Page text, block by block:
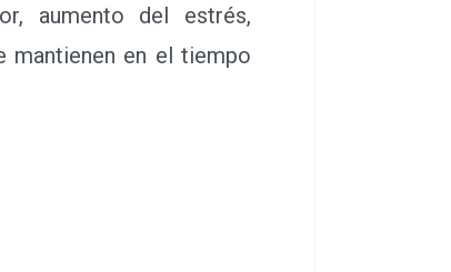
aumento del estrés,
mantienen en el tiempo